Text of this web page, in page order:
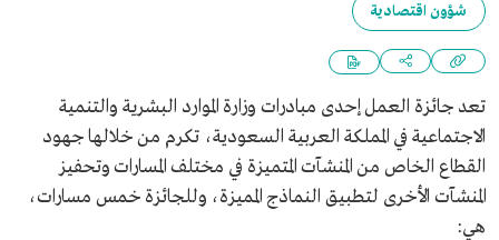
شؤون اقتصادية
تعد جائزة العمل إحدى مبادرات وزارة الموارد البشرية والتنمية
الاجتماعية في المملكة العربية السعودية، تكرم من خلالها جهود
القطاع الخاص من المنشآت المتميزة في مختلف المسارات وتحفيز
المنشآت الأخرى لتطبيق النماذج المميزة، وللجائزة خمس مسارات،
هي: